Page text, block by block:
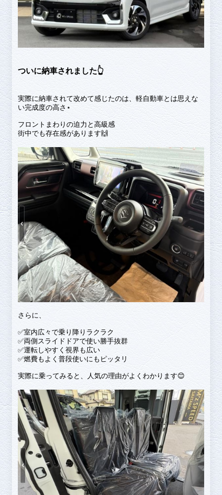
ついに納車されました👆
実際に納車されて改めて感じたのは、軽自動車とは思えな
い完成度の高さ⋆
フロントまわりの迫力と高級感
街中でも存在感があります🙌
さらに、
✅室内広々で乗り降りラクラク
✅両側スライドドアで使い勝手抜群
✅運転しやすく視界も広い
✅燃費もよく普段使いにもピッタリ
実際に乗ってみると、人気の理由がよくわかります😊